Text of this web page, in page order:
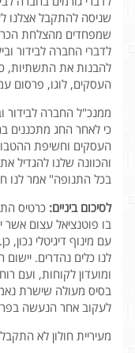
שניסה להתקבל אצלנו
שמפחדים מהצלחת
לדברי החברה לבידור
להבנות את התשתיות,
העסקים, לוגו, פרסום
ממנכ"ל החברה לבידור
כי לאחר החג מתכננים
העסקים וחשיפת
והכוונה שלנו להגדיל
בכל התנופה" אמר לנו
לסיכום ביניים: כרטיס
בו פוטנציאל עצום אשר
עם מינוף דיגיטלי נכון,
לנו כלים נהדרים.
ומועדון לקוחות, ועם
בסיס מעולה שישרת
לעקוב אחר הנעשה
מעיריית חולון לא